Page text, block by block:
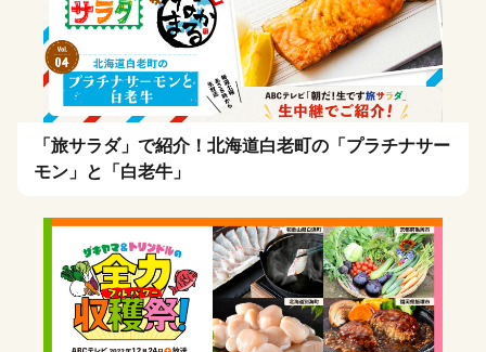
「旅サラダ」で紹介！北海道白老町の「プラチナサー
モン」と「白老牛」